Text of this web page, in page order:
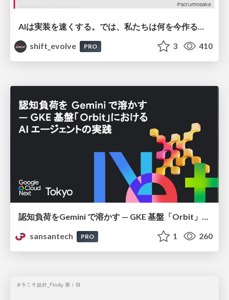
AIは実装を速くする。では、私たちは何を今作るべきか？－立場を越えてリリースに向き合ったチーム開発の実践 / 20260801 Hiromi Nakaya and Naoki Takahashi
shift_evolve
PRO 3 410
認知負荷をGemini で溶かす — GKE 基盤「Orbit」における AI エージェントの実践
sansantech
PRO 1 260